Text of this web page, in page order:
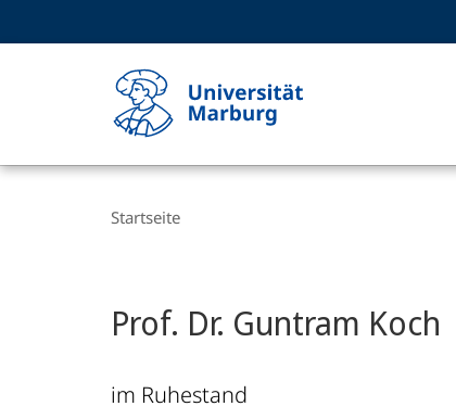
Philipps-
Marburg
Navigation
Startseite
Prof. Dr. Guntram Koch
im Ruhestand